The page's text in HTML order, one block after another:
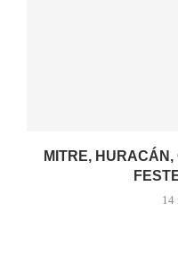
MITRE,
14